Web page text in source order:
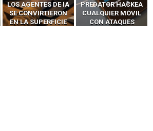
PREDATOR HACKEA
CUALQUIER MÓVIL
CON ATAQUES
Y LLAMADAS
MÓVILES SIN
‘HACKEAR’ — EL